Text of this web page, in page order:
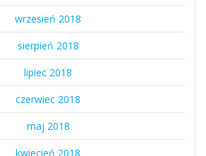
wrzesień 2018
sierpień 2018
lipiec 2018
czerwiec 2018
maj 2018
kwiecień 2018